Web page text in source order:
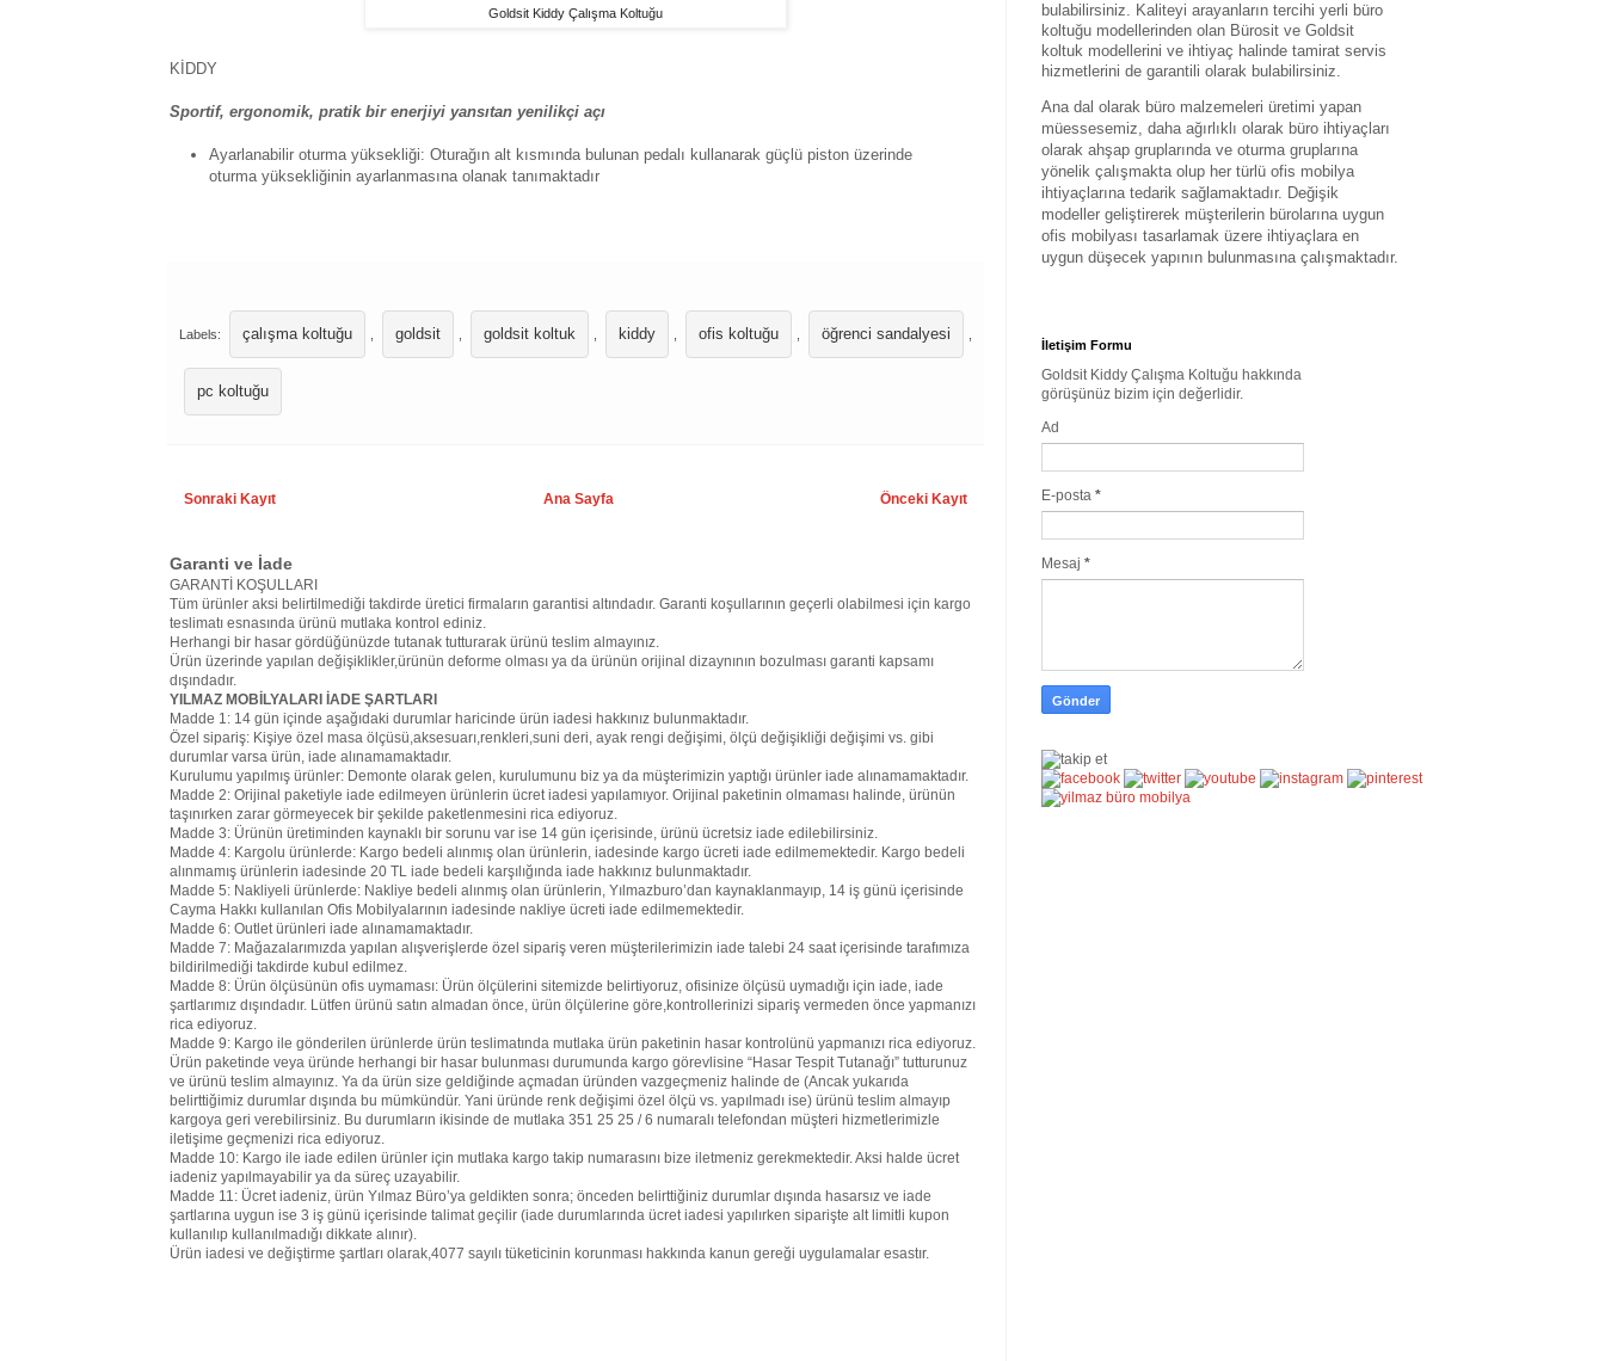
Goldsit Kiddy Çalışma Koltuğu
KİDDY
Sportif, ergonomik, pratik bir enerjiyi yansıtan yenilikçi açı
Ayarlanabilir oturma yüksekliği: Oturağın alt kısmında bulunan pedalı kullanarak güçlü piston üzerinde
oturma yüksekliğinin ayarlanmasına olanak tanımaktadır
Labels: çalışma koltuğu goldsit goldsit koltuk kiddy ofis koltuğu öğrenci sandalyesi
pc koltuğu
Sonraki Kayıt Önceki Kayıt
Ana Sayfa
Garanti ve İade
GARANTİ KOŞULLARI
Tüm ürünler aksi belirtilmediği takdirde üretici firmaların garantisi altındadır. Garanti koşullarının geçerli olabilmesi için kargo
teslimatı esnasında ürünü mutlaka kontrol ediniz.
Herhangi bir hasar gördüğünüzde tutanak tutturarak ürünü teslim almayınız.
Ürün üzerinde yapılan değişiklikler,ürünün deforme olması ya da ürünün orijinal dizaynının bozulması garanti kapsamı
dışındadır.
YILMAZ MOBİLYALARI İADE ŞARTLARI
Madde 1: 14 gün içinde aşağıdaki durumlar haricinde ürün iadesi hakkınız bulunmaktadır.
Özel sipariş: Kişiye özel masa ölçüsü,aksesuarı,renkleri,suni deri, ayak rengi değişimi, ölçü değişikliği değişimi vs. gibi
durumlar varsa ürün, iade alınamamaktadır.
Kurulumu yapılmış ürünler: Demonte olarak gelen, kurulumunu biz ya da müşterimizin yaptığı ürünler iade alınamamaktadır.
Madde 2: Orijinal paketiyle iade edilmeyen ürünlerin ücret iadesi yapılamıyor. Orijinal paketinin olmaması halinde, ürünün
taşınırken zarar görmeyecek bir şekilde paketlenmesini rica ediyoruz.
Madde 3: Ürünün üretiminden kaynaklı bir sorunu var ise 14 gün içerisinde, ürünü ücretsiz iade edilebilirsiniz.
Madde 4: Kargolu ürünlerde: Kargo bedeli alınmış olan ürünlerin, iadesinde kargo ücreti iade edilmemektedir. Kargo bedeli
alınmamış ürünlerin iadesinde 20 TL iade bedeli karşılığında iade hakkınız bulunmaktadır.
Madde 5: Nakliyeli ürünlerde: Nakliye bedeli alınmış olan ürünlerin, Yılmazburo’dan kaynaklanmayıp, 14 iş günü içerisinde
Cayma Hakkı kullanılan Ofis Mobilyalarının iadesinde nakliye ücreti iade edilmemektedir.
Madde 6: Outlet ürünleri iade alınamamaktadır.
Madde 7: Mağazalarımızda yapılan alışverişlerde özel sipariş veren müşterilerimizin iade talebi 24 saat içerisinde tarafımıza
bildirilmediği takdirde kubul edilmez.
Madde 8: Ürün ölçüsünün ofis uymaması: Ürün ölçülerini sitemizde belirtiyoruz, ofisinize ölçüsü uymadığı için iade, iade
şartlarımız dışındadır. Lütfen ürünü satın almadan önce, ürün ölçülerine göre,kontrollerinizi sipariş vermeden önce yapmanızı
rica ediyoruz.
Madde 9: Kargo ile gönderilen ürünlerde ürün teslimatında mutlaka ürün paketinin hasar kontrolünü yapmanızı rica ediyoruz.
Ürün paketinde veya üründe herhangi bir hasar bulunması durumunda kargo görevlisine “Hasar Tespit Tutanağı” tutturunuz
ve ürünü teslim almayınız. Ya da ürün size geldiğinde açmadan üründen vazgeçmeniz halinde de (Ancak yukarıda
belirttiğimiz durumlar dışında bu mümkündür. Yani üründe renk değişimi özel ölçü vs. yapılmadı ise) ürünü teslim almayıp
kargoya geri verebilirsiniz. Bu durumların ikisinde de mutlaka 351 25 25 / 6 numaralı telefondan müşteri hizmetlerimizle
iletişime geçmenizi rica ediyoruz.
Madde 10: Kargo ile iade edilen ürünler için mutlaka kargo takip numarasını bize iletmeniz gerekmektedir. Aksi halde ücret
iadeniz yapılmayabilir ya da süreç uzayabilir.
Madde 11: Ücret iadeniz, ürün Yılmaz Büro’ya geldikten sonra; önceden belirttiğiniz durumlar dışında hasarsız ve iade
şartlarına uygun ise 3 iş günü içerisinde talimat geçilir (iade durumlarında ücret iadesi yapılırken siparişte alt limitli kupon
kullanılıp kullanılmadığı dikkate alınır).
Ürün iadesi ve değiştirme şartları olarak,4077 sayılı tüketicinin korunması hakkında kanun gereği uygulamalar esastır.
bulabilirsiniz. Kaliteyi arayanların tercihi yerli büro
koltuğu modellerinden olan Bürosit ve Goldsit
koltuk modellerini ve ihtiyaç halinde tamirat servis
hizmetlerini de garantili olarak bulabilirsiniz.
Ana dal olarak büro malzemeleri üretimi yapan
müessesemiz, daha ağırlıklı olarak büro ihtiyaçları
olarak ahşap gruplarında ve oturma gruplarına
yönelik çalışmakta olup her türlü ofis mobilya
ihtiyaçlarına tedarik sağlamaktadır. Değişik
modeller geliştirerek müşterilerin bürolarına uygun
ofis mobilyası tasarlamak üzere ihtiyaçlara en
uygun düşecek yapının bulunmasına çalışmaktadır.
İletişim Formu
Goldsit Kiddy Çalışma Koltuğu hakkında
görüşünüz bizim için değerlidir.
Ad
E-posta *
Mesaj *